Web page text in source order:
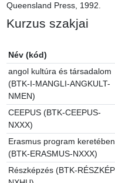
Queensland Press, 1992.
Kurzus szakjai
Név (kód)
angol kultúra és társadalom
(BTK-I-MANGLI-ANGKULT-
NMEN)
CEEPUS (BTK-CEEPUS-
NXXX)
Erasmus program keretében
(BTK-ERASMUS-NXXX)
Részképzés (BTK-